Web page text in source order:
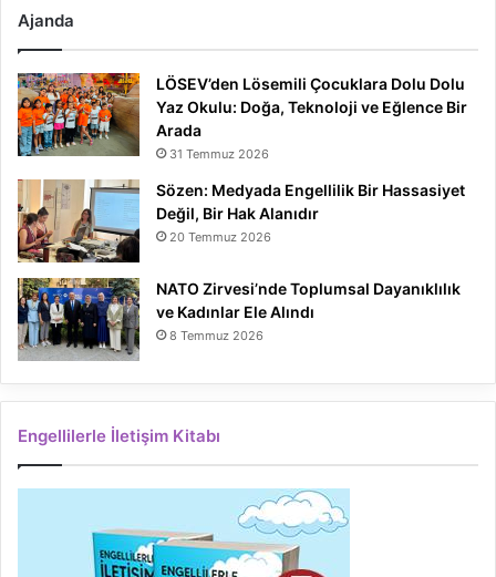
Ajanda
LÖSEV’den Lösemili Çocuklara Dolu Dolu
Yaz Okulu: Doğa, Teknoloji ve Eğlence Bir
Arada
31 Temmuz 2026
Sözen: Medyada Engellilik Bir Hassasiyet
Değil, Bir Hak Alanıdır
20 Temmuz 2026
NATO Zirvesi’nde Toplumsal Dayanıklılık
ve Kadınlar Ele Alındı
8 Temmuz 2026
Engellilerle İletişim Kitabı